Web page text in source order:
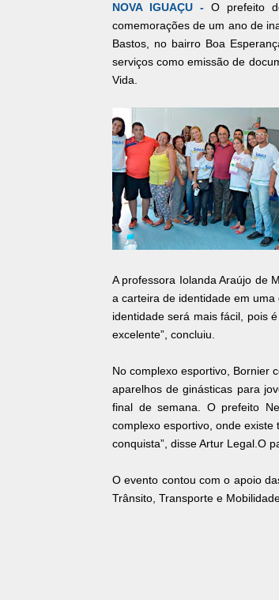
NOVA IGUAÇU - O prefeito
comemorações de um ano de
Bastos, no bairro Boa
serviços como emissão de
Vida.
A professora Iolanda Araújo de
a carteira de identidade em
identidade será mais fácil, pois
excelente”, concluiu.
No complexo esportivo, Bornier
aparelhos de ginásticas para
final de semana. O prefeito
complexo esportivo, onde
conquista”, disse Artur Legal.O
O evento contou com o apoio
Trânsito, Transporte e